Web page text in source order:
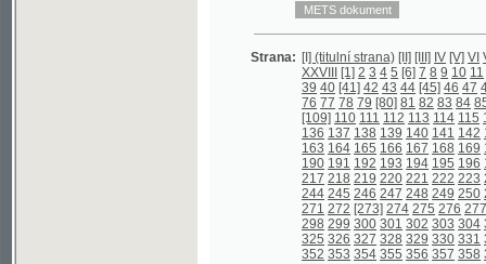
137 138 139 140
164 165 166 167 168
190 191 192 193 194 195 196 197 198
218 219 220 222 223 224 225
244 245 246 247 248 249 250 251 252
272 [273] 274 275 276 277 278
299 300 301 302 303 304 305 306
326 327 328 329 330 331 332 333
353 354 355 356 357 358 359 360
380 381 382 383 384 [385] 386
407 408 409 410 411 412 413 414
434 435 436 [437] 438 439 440
461 462 463 464 465 466 467 468
[488] 489 490 491 492 [493] 494
514 515 516 517 518 519 520 521
541 542 543 544 545 546 547 548
568 569 570 [571] 572 573 574
595 596 [597] (obsah) [598]